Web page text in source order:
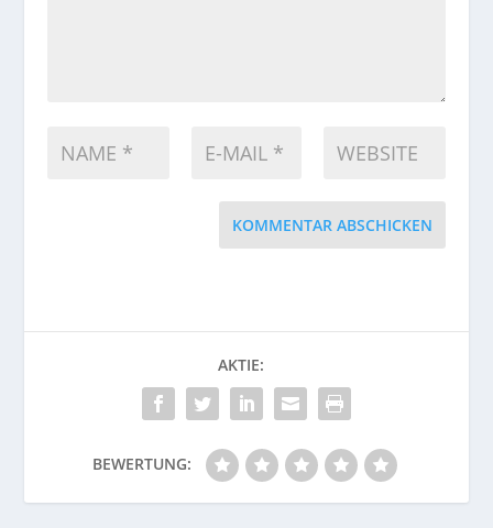
KOMMENTAR ABSCHICKEN
AKTIE:
BEWERTUNG: